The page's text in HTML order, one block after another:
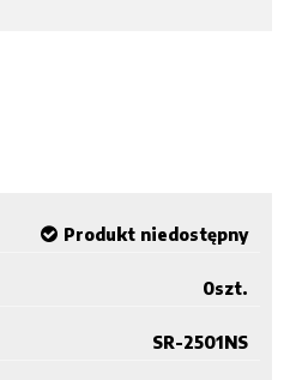
Produkt niedostępny
szt.
0
SR-2501NS